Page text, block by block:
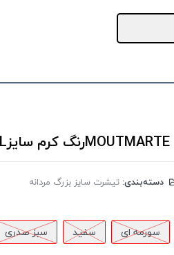
دسته‌بندی: تیشرت سایز بزرگ مردانه
سورمه ای سفید سبز صدری